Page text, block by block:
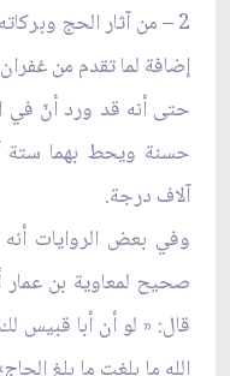
2 – من آثار الحج
إضافة لما تقدم من
حتى أنه قد ورد أنّ في
حسنة ويحط بهما ستة
آلاف درجة.
وفي بعض الروايات
صحيح لمعاوية بن عمار
قال: « لو أن أبا قبيس